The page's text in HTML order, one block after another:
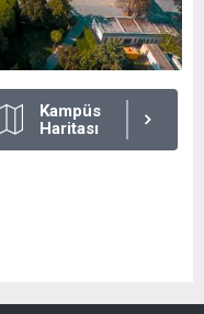
Kampüs
Haritası